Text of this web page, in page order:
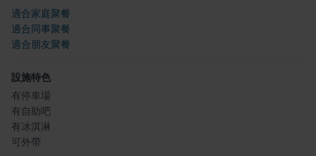
適合家庭聚餐
適合同事聚餐
適合朋友聚餐
設施特色
有停車場
有自助吧
有冰淇淋
可外帶